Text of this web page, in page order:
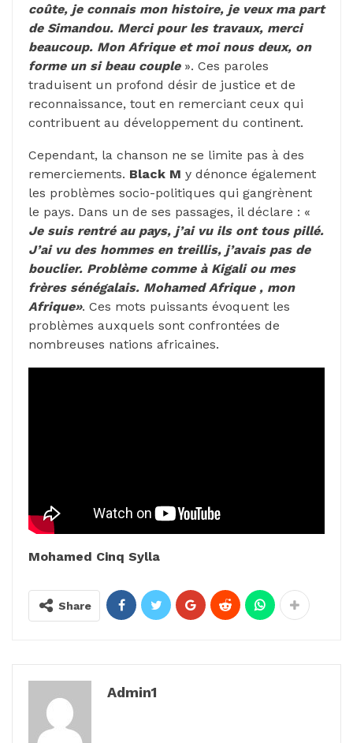
coûte, je connais mon histoire, je veux ma part
de Simandou. Merci pour les travaux, merci
beaucoup. Mon Afrique et moi nous deux, on
forme un si beau couple». Ces paroles
traduisent un profond désir de justice et de
reconnaissance, tout en remerciant ceux qui
contribuent au développement du continent.
Cependant, la chanson ne se limite pas à des
remerciements. Black M y dénonce également
les problèmes socio-politiques qui gangrènent
le pays. Dans un de ses passages, il déclare : «
Je suis rentré au pays, j’ai vu ils ont tous pillé.
J’ai vu des hommes en treillis, j’avais pas de
bouclier. Problème comme à Kigali ou mes
frères sénégalais. Mohamed Afrique , mon
Afrique». Ces mots puissants évoquent les
problèmes auxquels sont confrontées de
nombreuses nations africaines.
Mohamed Cinq Sylla
Share
Admin1